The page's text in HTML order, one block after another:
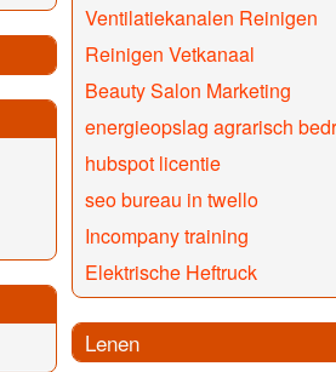
Ventilatiekanalen Reinigen
Reinigen Vetkanaal
Beauty Salon Marketing
energieopslag agrarisch
hubspot licentie
seo bureau in twello
Incompany training
Elektrische Heftruck
Lenen